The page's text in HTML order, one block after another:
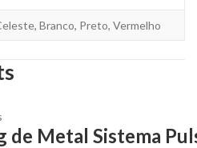
Branco, Preto, Vermelho
de Metal Sistema